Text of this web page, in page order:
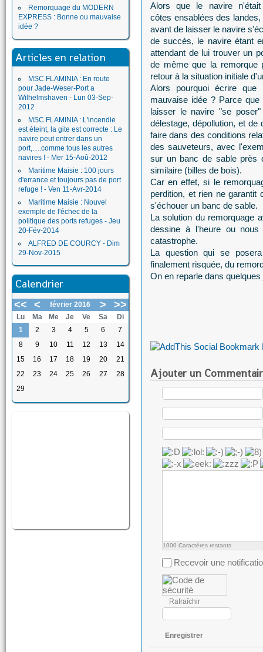
Remorquage du MODERN
EXPRESS : Bonne ou mauvaise
idée ?
Articles en relation
MSC FLAMINIA : En route
pour Jade-Weser-Port a
Wilhelmshaven - Lun 03-Sep-
2012
MSC FLAMINIA : L'incendie
est éteint, la gite est correcte : Le
navire peut entrer dans un
port,.....comme tous les autres
navires ! - Mer 15-Aoû-2012
Maritime Maisie : 100 jours
d'errance et toujours pas de port
refuge ! - Ven 11-Avr-2014
Maritime Maisie : Nouvel
exemple de l'échec de la
politique des ports refuges - Jeu
20-Fév-2014
ALFRED DE COURCY - Dim
29-Nov-2015
Calendrier
<< < février 2016 > >>
Lu Ma Me Je Ve Sa
Di
1
2 3 4 5 6
7
8
9 10 11 12 13
14
15
16 17 18 19 20
21
22
23 24 25 26 27
28
29
Alors que le navire
côtes ensablées des
avant de laisser le navire
de succès, le navire étant
attendant de lui trouver un
de même que la remorque
retour à la situation initiale
Alors pourquoi écrire que
mauvaise idée ? Parce
laisser le navire "se
délestage, dépollution, et
faire dans des conditions
des sauveteurs, avec
sur un banc de sable près
similaire (billes de bois).
Car en effet, si le
perdition, et rien ne
s'échouer un banc de sable.
La solution du remorquage
dessine à l'heure ou
catastrophe.
La question qui se
finalement risquée, du
On en reparle dans quelques
Ajouter un
1000 Caractères restants
Recevoir une
Rafraîchir
Enregistrer